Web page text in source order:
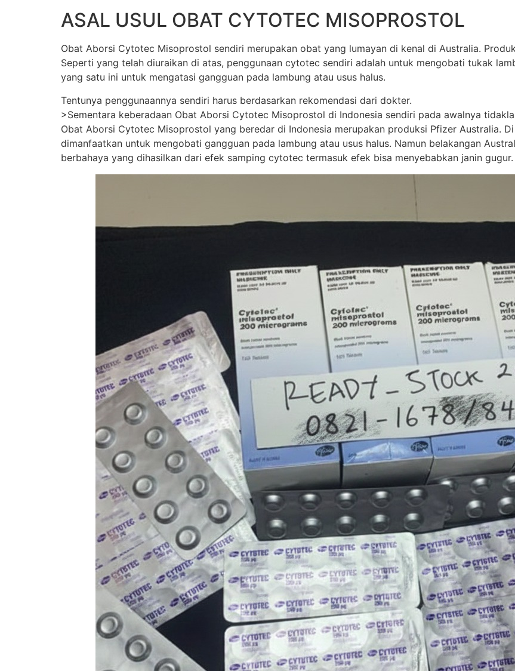
ASAL USUL OBAT CYTOTEC MISOPROSTOL
Obat Aborsi Cytotec Misoprostol sendiri merupakan obat yang lumayan di kenal di Australia.
Seperti yang telah diuraikan di atas, penggunaan cytotec sendiri adalah untuk mengobati tukak
yang satu ini untuk mengatasi gangguan pada lambung atau usus halus.
Tentunya penggunaannya sendiri harus berdasarkan rekomendasi dari dokter.
>Sementara keberadaan Obat Aborsi Cytotec Misoprostol di Indonesia sendiri pada awalnya
Obat Aborsi Cytotec Misoprostol yang beredar di Indonesia merupakan produksi Pfizer Australia.
dimanfaatkan untuk mengobati gangguan pada lambung atau usus halus. Namun belakangan
berbahaya yang dihasilkan dari efek samping cytotec termasuk efek bisa menyebabkan janin gugur.